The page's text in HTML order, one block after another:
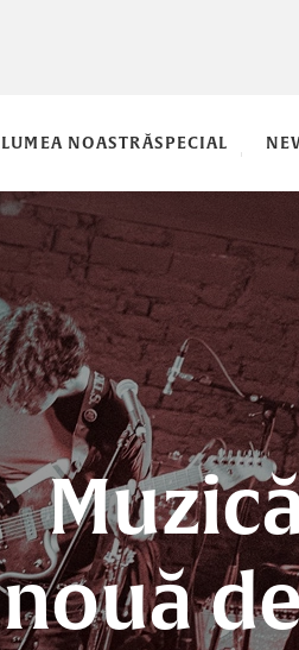
LUMEA NOASTRĂSPECIAL
nouă